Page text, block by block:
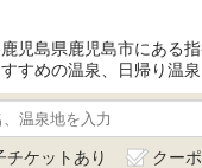
児島県鹿児島市にある
すめの温泉、日帰り温
チケットあり クー